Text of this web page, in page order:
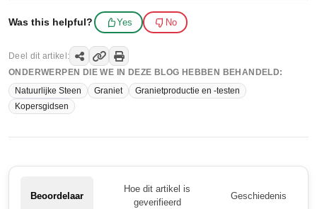
Was this helpful? Yes No
Deel dit artikel:
ONDERWERPEN DIE WE IN DEZE BLOG HEBBEN BEHANDELD:
Natuurlijke Steen
Graniet
Granietproductie en -testen
Kopersgidsen
Beoordelaar
Hoe dit artikel is
geverifieerd
Geschiedenis